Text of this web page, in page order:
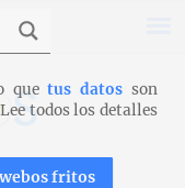
>Cómo
quetus datos son
Lee todos los detalles
fritos